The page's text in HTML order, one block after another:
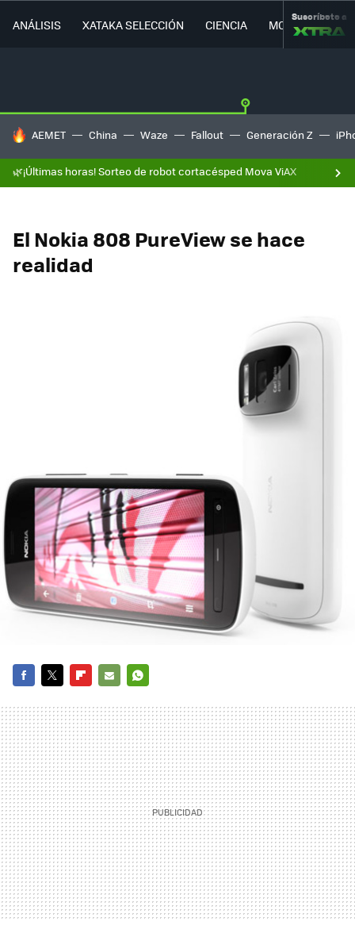
ANÁLISIS XATAKA SELECCIÓN CIENCIA MOVILIDAD
Suscríbete a
HOY SE HABLA DE
AEMET China Waze Fallout Generación Z
🌿¡Últimas horas! Sorteo de robot cortacésped Mova ViAX
El Nokia 808 PureView se hace
realidad
MAIL